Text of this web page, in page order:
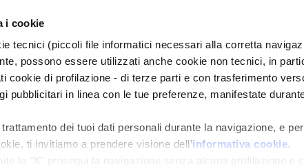
i cookie
tecnici (piccoli file informatici necessari alla corretta
possono essere utilizzati anche cookie non tecnici, in
cookie di profilazione - di terze parti e con trasferimento
pubblicitari in linea con le tue preferenze, manifestate
dei tuoi dati personali durante la navigazione, e
ti invitiamo a prendere visione dell’informativa cookie.
la “X” prosegui la navigazione senza alcuna profilazione e
Numero d'iscrizione al Registro
Imprese di Milano REA 1327444
Informativa sulla privacy